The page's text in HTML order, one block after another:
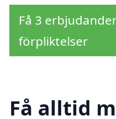
Få 3
förpliktelser
Få alltid